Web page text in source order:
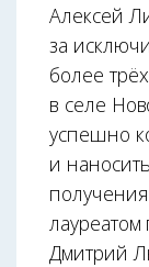
Алексей
за
более
в селе
успешно
и
Дмитрий